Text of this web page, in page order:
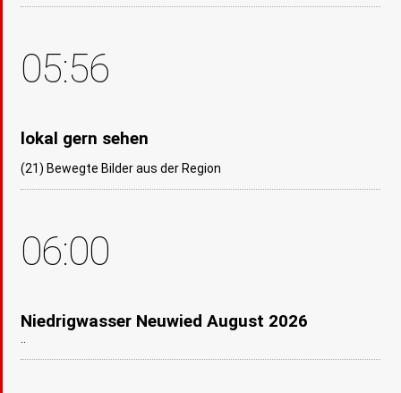
05:56
lokal gern sehen
(21) Bewegte Bilder aus der Region
06:00
Niedrigwasser Neuwied August 2026